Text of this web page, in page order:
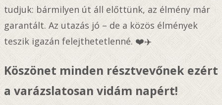
tudjuk: bármilyen út áll előttünk, az élmény már
garantált. Az utazás jó – de a közös élmények
teszik igazán felejthetetlenné. ❤️✈️
Köszönet minden résztvevőnek ezért
a varázslatosan vidám napért!